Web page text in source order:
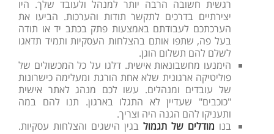
רגשית חשובה הרבה יותר למנהל ולעובד שלך. היו
יצירתיים בדרכים לתקשר תודות והערכות. הביעו את
הערכתכם לעבודתם באמצעות פתק בכתב יד או תודה
בעל פה, שתפו אותם בהצלחות העסקיות ותמיד תדאגו
לשלם להם תשלום הוגן.
הימנעו מחשבונאות אישית. דלגו על כל המכשולים של
פוליטיקה ארגונית שלא אחת הורגת ומעלימה כישרונות
של עובדים ומנהלים. עשו לכם מנהג לאתר אישית
"כוכבים" שעדיין לא התגלו בארגון. תנו להם במה
ותעניקו להם הגנה היה וצריך.
בנו מודלים של תגמול בגין הישגים והצלחות עסקיות.